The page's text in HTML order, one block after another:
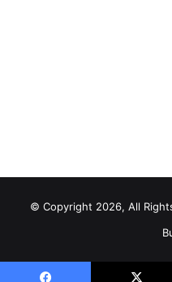
© Copyright 2026, All